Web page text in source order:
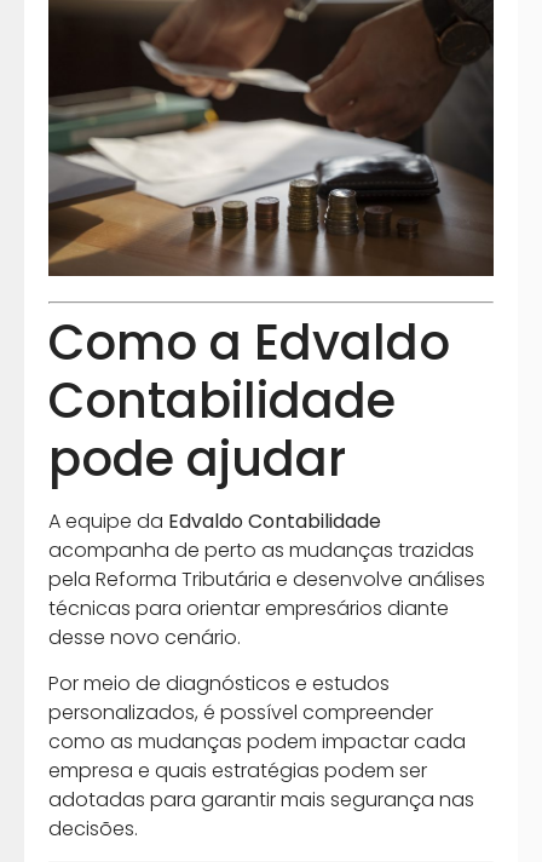
Como a Edvaldo
Contabilidade
pode ajudar
A equipe da Edvaldo Contabilidade
acompanha de perto as mudanças trazidas
pela Reforma Tributária e desenvolve análises
técnicas para orientar empresários diante
desse novo cenário.
Por meio de diagnósticos e estudos
personalizados, é possível compreender
como as mudanças podem impactar cada
empresa e quais estratégias podem ser
adotadas para garantir mais segurança nas
decisões.